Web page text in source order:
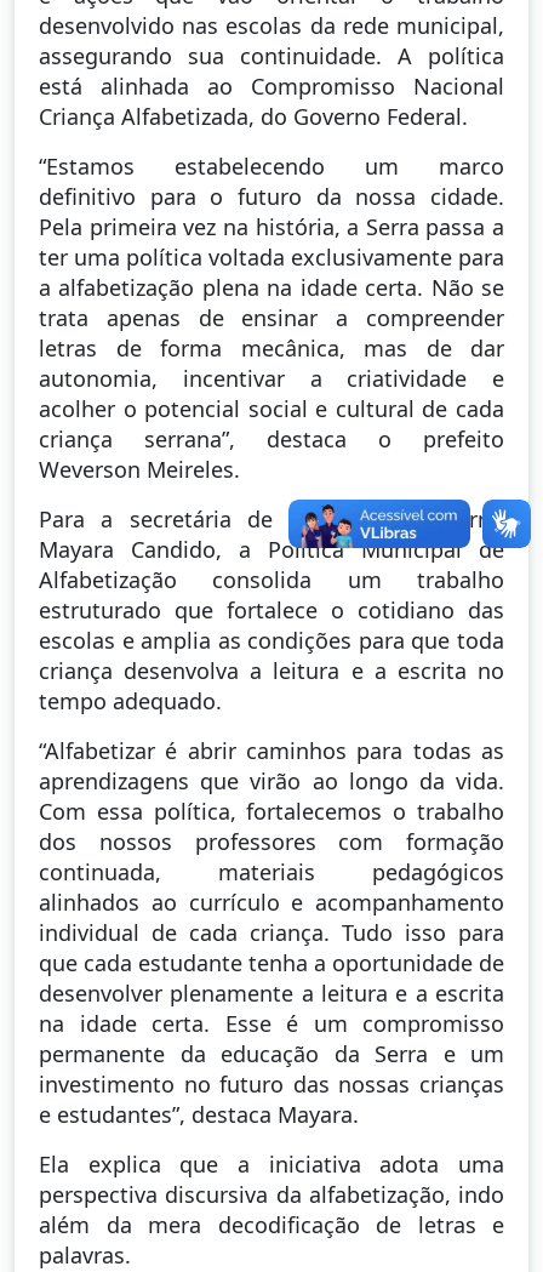
desenvolvido nas escolas da rede municipal,
assegurando sua continuidade. A política
está alinhada ao Compromisso Nacional
Criança Alfabetizada, do Governo Federal.
“Estamos estabelecendo um marco
definitivo para o futuro da nossa cidade.
Pela primeira vez na história, a Serra passa a
ter uma política voltada exclusivamente para
a alfabetização plena na idade certa. Não se
trata apenas de ensinar a compreender
letras de forma mecânica, mas de dar
autonomia, incentivar a criatividade e
acolher o potencial social e cultural de cada
criança serrana”, destaca o prefeito
Weverson Meireles.
Para a secretária de Educação da Serra,
Mayara Candido, a Política Municipal de
Alfabetização consolida um trabalho
estruturado que fortalece o cotidiano das
escolas e amplia as condições para que toda
criança desenvolva a leitura e a escrita no
tempo adequado.
“Alfabetizar é abrir caminhos para todas as
aprendizagens que virão ao longo da vida.
Com essa política, fortalecemos o trabalho
dos nossos professores com formação
continuada, materiais pedagógicos
alinhados ao currículo e acompanhamento
individual de cada criança. Tudo isso para
que cada estudante tenha a oportunidade de
desenvolver plenamente a leitura e a escrita
na idade certa. Esse é um compromisso
permanente da educação da Serra e um
investimento no futuro das nossas crianças
e estudantes”, destaca Mayara.
Ela explica que a iniciativa adota uma
perspectiva discursiva da alfabetização, indo
além da mera decodificação de letras e
palavras.